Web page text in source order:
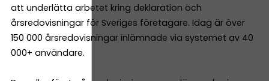
att underlätta arbetet kring deklaration och
årsredovisningar för Sveriges företagare. Idag är över
150 000 årsredovisningar inlämnade via systemet av 40
000+ användare.